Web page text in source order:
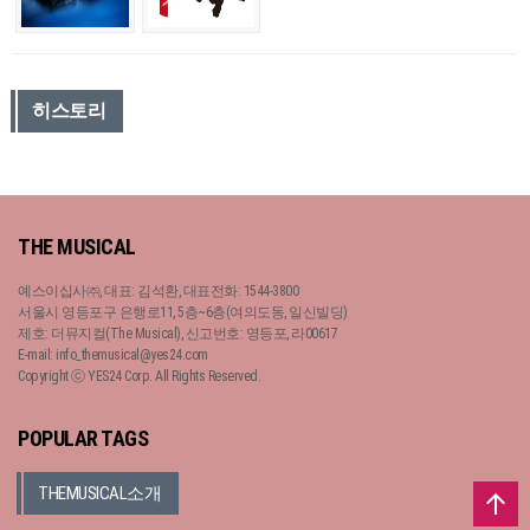
히스토리
THE MUSICAL
예스이십사㈜, 대표: 김석환, 대표전화: 1544-3800
서울시 영등포구 은행로11, 5층~6층(여의도동, 일신빌딩)
제호: 더뮤지컬(The Musical), 신고번호: 영등포, 라00617
E-mail: info_themusical@yes24.com
Copyright ⓒ YES24 Corp. All Rights Reserved.
POPULAR TAGS
THEMUSICAL소개